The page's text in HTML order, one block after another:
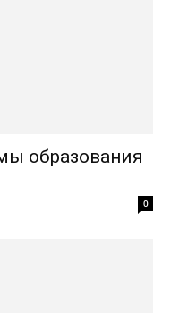
образования
0